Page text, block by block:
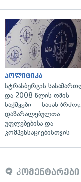
პოლიტიკა
სტრასბურგის
და 2008 წლის ომის
საქმეები — საიას
დაზარალებულთა
უფლებებისა და
კომპენსაციებისთვის
კომენტარები